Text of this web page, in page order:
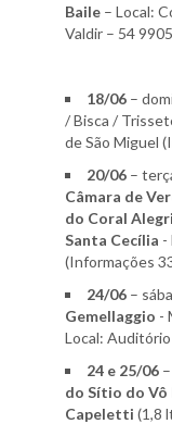
Baile – Local:
Valdir – 54
18/06 –
/ Bisca /
de São Miguel
20/06 –
Câmara de
do Coral
Santa Cecília -
(Informações
24/06 –
Gemellaggio -
Local: Auditório
24 e 25/06
do Sítio do
Capeletti (1,8